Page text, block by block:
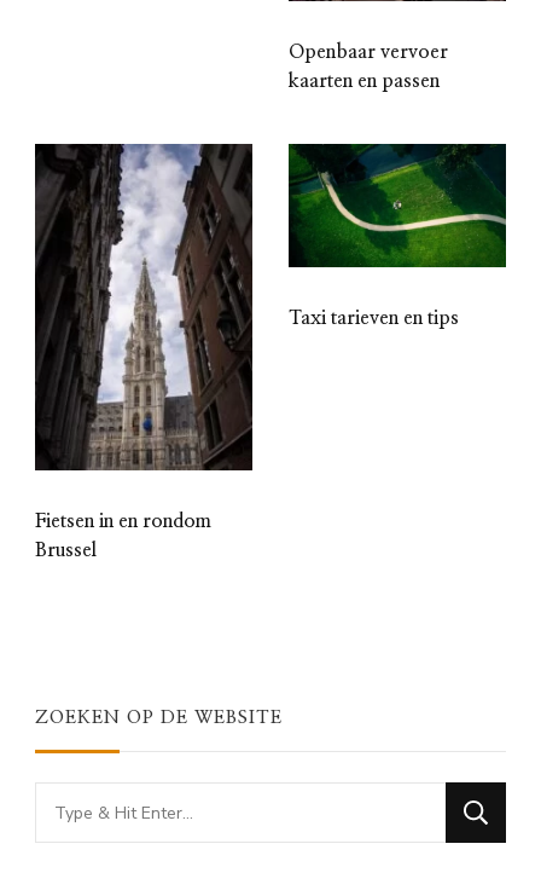
Openbaar vervoer
kaarten en passen
Fietsen in en rondom
Brussel
Taxi tarieven en tips
ZOEKEN OP DE WEBSITE
Looking
for